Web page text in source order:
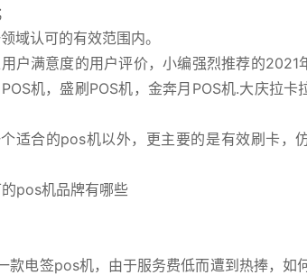
域认可的有效范围内。
户满意度的用户评价，小编强烈推荐的2021
机，盛刷POS机，金奔月POS机.大庆拉
适合的pos机以外，更主要的是有效刷卡，
pos机品牌有哪些
款电签pos机，由于服务费低而遭到热捧，